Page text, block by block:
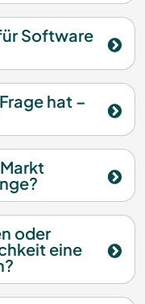
Software
hat –
oder
eine